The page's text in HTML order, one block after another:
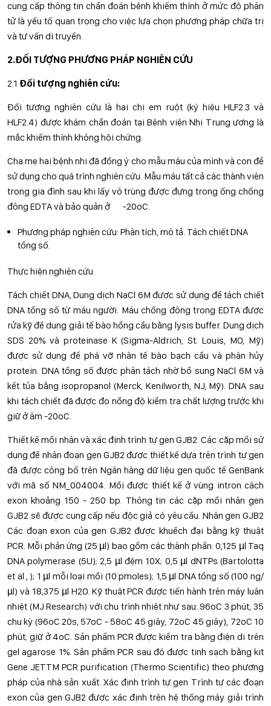
cung cấp thông tin chẩn đoán bệnh khiếm thính ở mức độ phân
tử là yếu tố quan trọng cho việc lựa chọn phương pháp chữa trị
và tư vấn di truyền.
2.ĐỐI TƯỢNG PHƯƠNG PHÁP NGHIÊN CỨU
2.1 Đối tượng nghiên cứu:
Đối tượng nghiên cứu là hai chị em ruột (ký hiệu HLF2.3 và
HLF2.4) được khám chẩn đoán tại Bệnh viện Nhi Trung ương là
mắc khiếm thính không hội chứng.
Cha mẹ hai bệnh nhi đã đồng ý cho mẫu máu của mình và con để
sử dụng cho quá trình nghiên cứu. Mẫu máu tất cả các thành viên
trong gia đình sau khi lấy vô trùng được đựng trong ống chống
đông EDTA và bảo quản ở -20oC.
Phương pháp nghiên cứu: Phân tích, mô tả. Tách chiết DNA
tổng số.
Thực hiện nghiên cứu.
Tách chiết DNA, Dung dịch NaCl 6M được sử dụng để tách chiết
DNA tổng số từ máu người. Máu chống đông trong EDTA được
rửa kỹ để dung giải tế bào hồng cầu bằng lysis buffer. Dung dịch
SDS 20% và proteinase K (Sigma-Aldrich, St. Louis, MO, Mỹ)
được sử dụng để phá vỡ nhân tế bào bạch cầu và phân hủy
protein. DNA tổng số được phân tách nhờ bổ sung NaCl 6M và
kết tủa bằng isopropanol (Merck, Kenilworth, NJ, Mỹ). DNA sau
khi tách chiết đã được đo nồng độ kiểm tra chất lượng trước khi
giữ ở âm -20oC.
Thiết kế mồi nhân và xác định trình tự gen GJB2. Các cặp mồi sử
dụng để nhân đoạn gen GJB2 được thiết kế dựa trên trình tự gen
đã được công bố trên Ngân hàng dữ liệu gen quốc tế GenBank
với mã số NM_004004. Mồi được thiết kế ở vùng intron cách
exon khoảng 150 - 250 bp. Thông tin các cặp mồi nhân gen
GJB2 sẽ được cung cấp nếu độc giả có yêu cầu. Nhân gen GJB2
Các đoạn exon của gen GJB2 được khuếch đại bằng kỹ thuật
PCR. Mỗi phản ứng (25 µl) bao gồm các thành phần: 0,125 µl Taq
DNA polymerase (5U); 2,5 µl đệm 10X; 0,5 µl dNTPs (Bartolotta
et al., ); 1 µl mỗi loại mồi (10 pmoles); 1,5 µl DNA tổng số (100 ng/
µl) và 18,375 µl H2O. Kỹ thuật PCR được tiến hành trên máy luân
nhiệt (MJ Research) với chu trình nhiệt như sau: 96oC 3 phút, 35
chu kỳ (96oC 20s, 57oC - 58oC 45 giây, 72oC 45 giây), 72oC 10
phút; giữ ở 4oC. Sản phẩm PCR được kiểm tra bằng điện di trên
gel agarose 1%. Sản phẩm PCR sau đó được tinh sạch bằng kit
Gene JETTM PCR purification (Thermo Scientific) theo phương
pháp của nhà sản xuất. Xác định trình tự gen Trình tự các đoạn
exon của gen GJB2 được xác định trên hệ thống máy giải trình